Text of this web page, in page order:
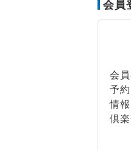
会員
会
予
情
倶